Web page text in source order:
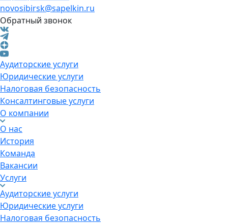
novosibirsk@sapelkin.ru
Обратный звонок
Аудиторские услуги
Юридические услуги
Налоговая безопасность
Консалтинговые услуги
О компании
О нас
История
Команда
Вакансии
Услуги
Аудиторские услуги
Юридические услуги
Налоговая безопасность